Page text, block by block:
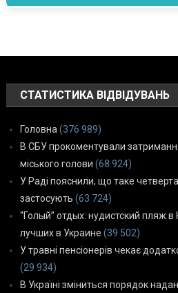
СТАТИСТИКА ВІДВІДУВАНЬ
Головна (376 989)
В СБУ прокоментували
міського голови (68 924)
У Раді пояснили, що таке четверта
застосують (63 724)
“Голый” отдых: нудистский пляж
лучших в Украине (39 502)
У травні пенсіонерів чекає
(29 934)
В Україні зміниться порядок